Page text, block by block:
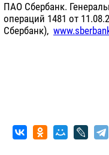
ПАО Сбербанк.
операций 1481 от
Сбербанк),